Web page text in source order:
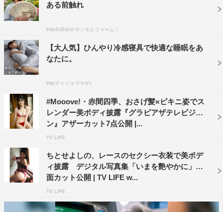
ある前触れ
PR(合同会社デジタルファーム )
【大人気】ひんやり冷感寝具で快適な睡眠をあ
なたに。
PR(アイリスプラザ)
#Mooove!・赤間四季、おさげ髪×ビキニ姿でス
レンダー美ボディ披露『グラビアザテレビジョ
ン』アザーカット7点公開 |...
TV LIFE
ちとせよしの、レースのセクシー衣装で美ボデ
ィ披露 デジタル写真集「いまを艶やかに」誌
面カット公開 | TV LIFE w...
TV LIFE